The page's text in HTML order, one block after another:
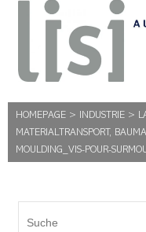
HOMEPAGE > INDUSTRIE >
MATERIALTRANSPORT,
MOULDING_VIS-POUR-